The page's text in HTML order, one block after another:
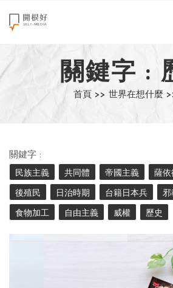
來點正能量
世界在想什麼
創造美好生活
職場商業經濟
影片專區
關鍵字 :
首頁 >> 世界在想什麼
關鍵字 :
民族主義
共同體 帝國主義 薩依
後殖民 日治時期 台籍日本兵 邪
食物加工 自由主義 威權 歷史